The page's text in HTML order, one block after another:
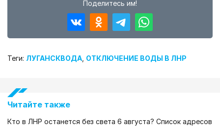
Поделитесь им!
Теги: ЛУГАНСКВОДА ОТКЛЮЧЕНИЕ ВОДЫ В ЛНР
Читайте также
Кто в ЛНР останется без света 6 августа? Список адресов